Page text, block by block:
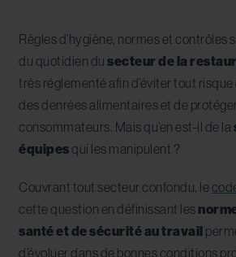
Règles d’hygiène, normes et contrôles
du quotidien du secteur de la
très réglementé afin d’éviter tout
des denrées alimentaires et de
consommateurs. Mais qu’en est-il de la
équipesqui les manipulent ?
Couvrant tout secteur confondu, le
cette question en définissant les
santé et de sécurité au travail
d’évoluer dans de bonnes conditions